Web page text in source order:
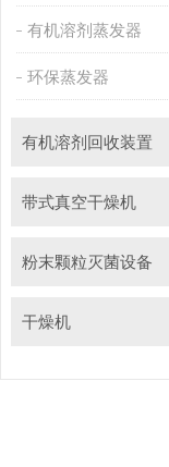
有机溶剂蒸发器
环保蒸发器
有机溶剂回收装置
带式真空干燥机
粉末颗粒灭菌设备
干燥机